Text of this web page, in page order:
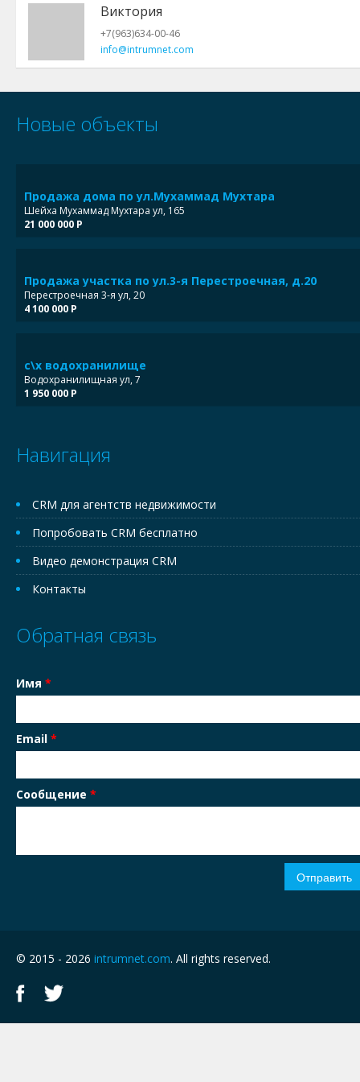
Виктория
+7(963)634-00-46
info@intrumnet.com
Новые объекты
Продажа дома по ул.Мухаммад Мухтара
Шейха Мухаммад Мухтара ул, 165
21 000 000 Р
Продажа участка по ул.3-я Перестроечная, д.20
Перестроечная 3-я ул, 20
4 100 000 Р
с\х водохранилище
Водохранилищная ул, 7
1 950 000 Р
Навигация
CRM для агентств недвижимости
Попробовать CRM бесплатно
Видео демонстрация CRM
Контакты
Обратная связь
Имя *
Email *
Сообщение *
© 2015 - 2026 intrumnet.com. All rights reserved.